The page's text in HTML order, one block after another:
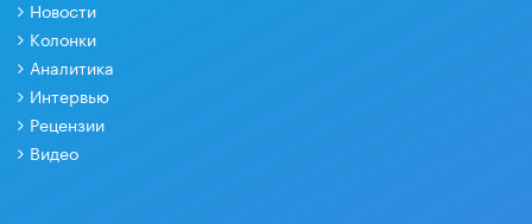
Новости
Колонки
Аналитика
Интервью
Рецензии
Видео